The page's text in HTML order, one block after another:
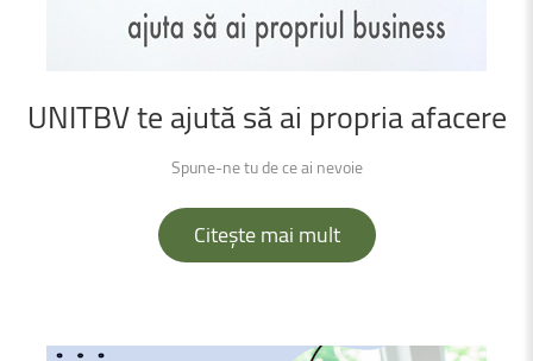
UNITBVte ajutăsăai propriaafacere
Spune-ne tu de ce ai nevoie
Citește mai mult